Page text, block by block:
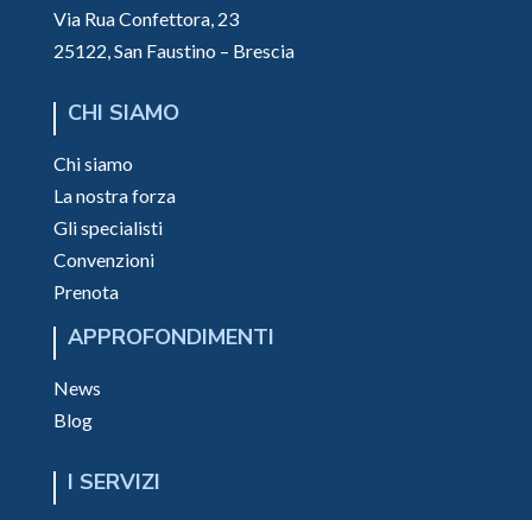
Via Rua Confettora, 23
25122, San Faustino – Brescia
CHI SIAMO
Chi siamo
La nostra forza
Gli specialisti
Convenzioni
Prenota
APPROFONDIMENTI
News
Blog
I SERVIZI